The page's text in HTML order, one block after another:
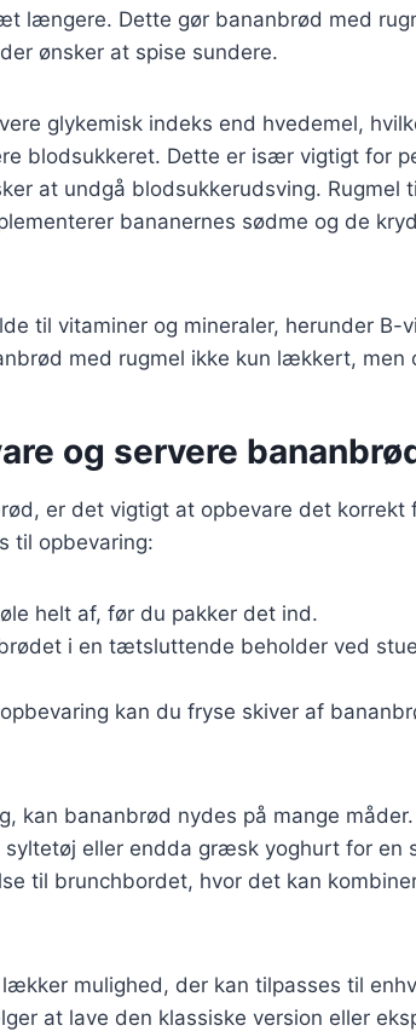
længere. Dette gør bananbrød med
ønsker at spise sundere.
glykemisk indeks end hvedemel,
blodsukkeret. Dette er især vigtigt for
at undgå blodsukkerudsving. Rugmel
bananernes sødme og de
til vitaminer og mineraler, herunder B-
med rugmel ikke kun lækkert, men
og servere
er det vigtigt at opbevare det korrekt
til opbevaring:
helt af, før du pakker det ind.
i en tætsluttende beholder ved
kan du fryse skiver af
kan bananbrød nydes på mange
syltetøj eller endda græsk yoghurt for en
til brunchbordet, hvor det kan
mulighed, der kan tilpasses til
at lave den klassiske version eller